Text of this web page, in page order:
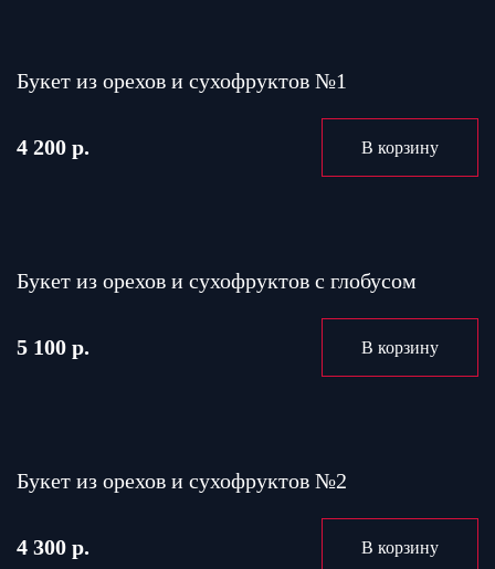
Букет из орехов и сухофруктов №1
4 200 р. В корзину
Букет из орехов и сухофруктов с глобусом
5 100 р. В корзину
Букет из орехов и сухофруктов №2
4 300 р. В корзину